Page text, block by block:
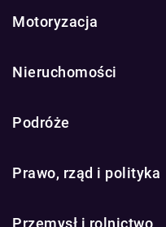
Motoryzacja
Nieruchomości
Podróże
Prawo, rząd i polityka
Przemysł i rolnictwo